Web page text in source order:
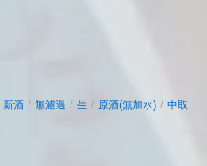
新酒 / 無濾過 / 生 / 原酒(無加水) / 中取